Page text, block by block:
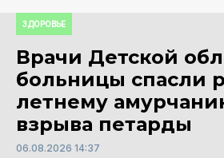
ЗДОРОВЬЕ
Врачи Детской
больницы спасли
летнему
взрыва петарды
06.08.2026 14:37